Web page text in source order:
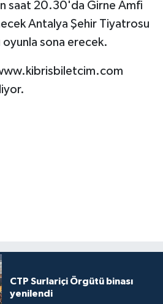
saat 20.30'da Girne Amfi
Antalya Şehir Tiyatrosu
oyunla sona erecek.
CTP Surlariçi Örgütü binası
yenilendi